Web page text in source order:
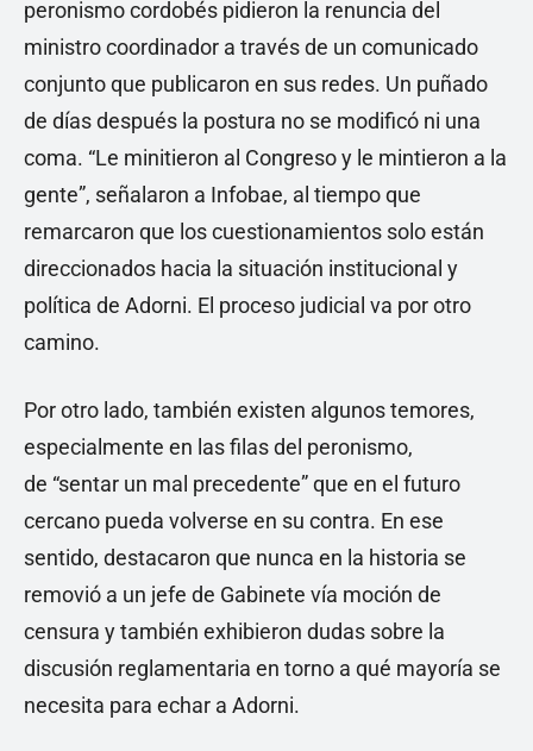
peronismo cordobés pidieron la renuncia del
ministro coordinador a través de un comunicado
conjunto que publicaron en sus redes. Un puñado
de días después la postura no se modificó ni una
coma. “Le minitieron al Congreso y le mintieron a la
gente”, señalaron a Infobae, al tiempo que
remarcaron que los cuestionamientos solo están
direccionados hacia la situación institucional y
política de Adorni. El proceso judicial va por otro
camino.
Por otro lado, también existen algunos temores,
especialmente en las filas del peronismo,
de “sentar un mal precedente” que en el futuro
cercano pueda volverse en su contra. En ese
sentido, destacaron que nunca en la historia se
removió a un jefe de Gabinete vía moción de
censura y también exhibieron dudas sobre la
discusión reglamentaria en torno a qué mayoría se
necesita para echar a Adorni.